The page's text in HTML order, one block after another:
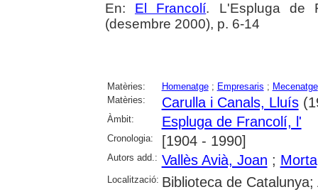
En: El Francolí. L'Espluga de
(desembre 2000), p. 6-14
Matèries: Homenatge; Empresaris ; Mecenatge
Matèries:
Carulla i Canals, Lluís
Àmbit: Espluga de Francolí, l'
Cronologia: [1904 - 1990]
Autors add.: Vallès Avià, Joan ;
Localització: Biblioteca de